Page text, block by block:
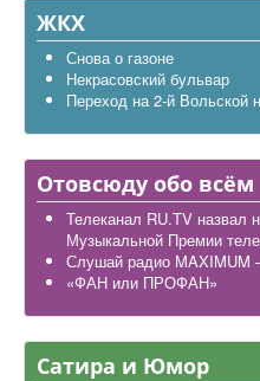
Транспорт
Экология
Политика
Офицеры России
Дела школьные
Карта района
ЖКХ
Снова о газоне
Некрасовский бульвар
Переход на 2-й Вольской
Отовсюду обо всём
Телеканал RU.TV назвал
Музыкальной Премии
Слушай радио MAXIMUM
«ФАН или ПРОФАН»
Сатира и Юмор